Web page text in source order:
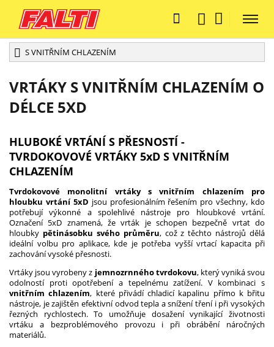
S VNITŘNÍM CHLAZENÍM
VRTÁKY S VNITŘNÍM CHLAZENÍM O
DÉLCE 5XD
HLUBOKÉ VRTÁNÍ S PŘESNOSTÍ -
TVRDOKOVOVÉ VRTÁKY 5xD S VNITŘNÍM
CHLAZENÍM
Tvrdokovové monolitní vrtáky s vnitřním chlazením pro
hloubku vrtání 5xD jsou profesionálním řešením pro všechny, kdo
potřebují výkonné a spolehlivé nástroje pro hloubkové vrtání.
Označení 5xD znamená, že vrták je schopen bezpečně vrtat do
hloubky pětinásobku svého průměru, což z těchto nástrojů dělá
ideální volbu pro aplikace, kde je potřeba vyšší vrtací kapacita při
zachování vysoké přesnosti.
Vrtáky jsou vyrobeny z jemnozrnného tvrdokovu, který vyniká svou
odolností proti opotřebení a tepelnému zatížení. V kombinaci s
vnitřním chlazením, které přivádí chladicí kapalinu přímo k břitu
nástroje, je zajištěn efektivní odvod tepla a snížení tření i při vysokých
řezných rychlostech. To umožňuje dosažení vynikající životnosti
vrtáku a bezproblémového provozu i při obrábění náročných
materiálů.